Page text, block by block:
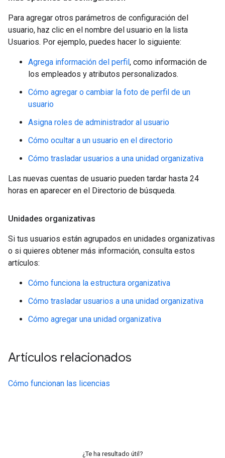
Para agregar otros parámetros de configuración del
usuario, haz clic en el nombre del usuario en la lista
Usuarios. Por ejemplo, puedes hacer lo siguiente:
Agrega información del perfil, como información de
los empleados y atributos personalizados.
Cómo agregar o cambiar la foto de perfil de un
usuario
Asigna roles de administrador al usuario
Cómo ocultar a un usuario en el directorio
Cómo trasladar usuarios a una unidad organizativa
Las nuevas cuentas de usuario pueden tardar hasta 24
horas en aparecer en el Directorio de búsqueda.
Unidades organizativas
Si tus usuarios están agrupados en unidades organizativas
o si quieres obtener más información, consulta estos
artículos:
Cómo funciona la estructura organizativa
Cómo trasladar usuarios a una unidad organizativa
Cómo agregar una unidad organizativa
Artículos relacionados
Cómo funcionan las licencias
¿Te ha resultado útil?